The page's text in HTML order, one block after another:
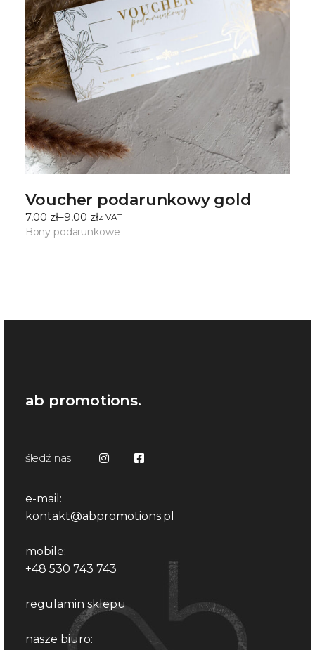
Voucher podarunkowy gold
7,00 zł–9,00 zł
Zakres
cen:
ㅤz VAT
Bony podarunkowe
ab promotions.
śledź nas
e-mail:
kontakt@abpromotions.pl
mobile:
+48 530 743 743
regulamin sklepu
nasze biuro: